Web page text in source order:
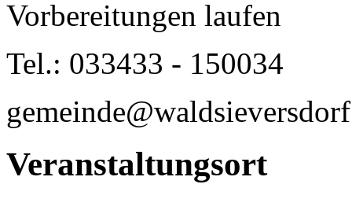
Vorbereitungen laufen
Tel.: 033433 - 150034
Veranstaltungsort